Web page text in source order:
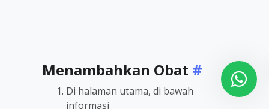
Menambahkan Obat #
Di halaman utama, di bawah
informasi